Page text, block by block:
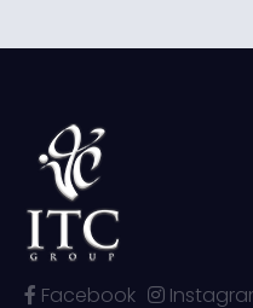
Facebook